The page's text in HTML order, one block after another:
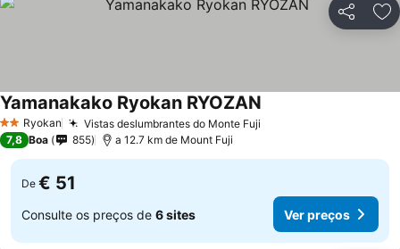
Partilhar
2 Estrelas
Ryokan Vistas deslumbrantes do Monte Fuji
Yamanakako Ryokan RYOZAN
7,8 Boa 855 a 12.7 km de Mount Fuji
De € 51
Consulte os preços de 6 sites Ver preços